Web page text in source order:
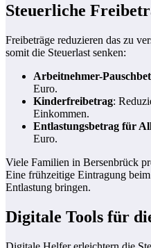
Steuerliche
Freibeträge reduzieren das zu
somit die Steuerlast senken:
Arbeitnehmer-
Euro.
Kinderfreibetrag:
Einkommen.
Entlastungsbetrag für
Euro.
Viele Familien in Bersenbrück
Eine frühzeitige Eintragung beim
Entlastung bringen.
Digitale Tools für